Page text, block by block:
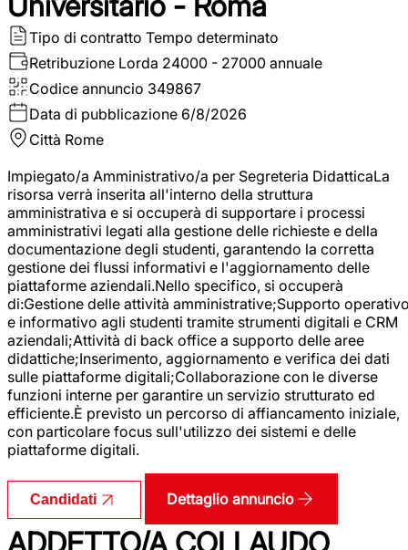
Tipo di contratto Tempo determinato
Retribuzione Lorda 24000 - 27000 annuale
Codice annuncio 349867
Data di pubblicazione 6/8/2026
Città Rome
Impiegato/a Amministrativo/a per Segreteria DidatticaLa
risorsa verrà inserita all'interno della struttura
amministrativa e si occuperà di supportare i processi
amministrativi legati alla gestione delle richieste e della
documentazione degli studenti, garantendo la corretta
gestione dei flussi informativi e l'aggiornamento delle
piattaforme aziendali.Nello specifico, si occuperà
di:Gestione delle attività amministrative;Supporto
e informativo agli studenti tramite strumenti digitali e CRM
aziendali;Attività di back office a supporto delle aree
didattiche;Inserimento, aggiornamento e verifica dei dati
sulle piattaforme digitali;Collaborazione con le diverse
funzioni interne per garantire un servizio strutturato ed
efficiente.È previsto un percorso di affiancamento iniziale,
con particolare focus sull'utilizzo dei sistemi e delle
piattaforme digitali.
Candidati Dettaglio annuncio
ADDETTO/A COLLAUDO